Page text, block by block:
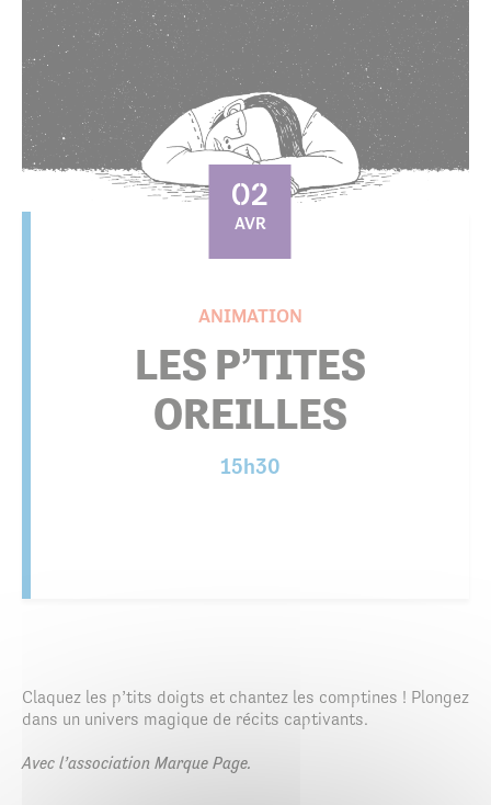
02
AVR
ANIMATION
LES P’TITES
OREILLES
15h30
Claquez les p’tits doigts et chantez les comptines ! Plongez
dans un univers magique de récits captivants.
Avec l’association Marque Page.